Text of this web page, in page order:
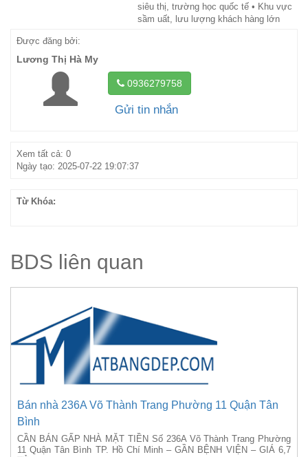
siêu thị, trường học quốc tế • Khu vực
sầm uất, lưu lượng khách hàng lớn
Được đăng bởi:
Lương Thị Hà My
0936279758
Gửi tin nhắn
Xem tất cả: 0
Ngày tạo: 2025-07-22 19:07:37
Từ Khóa:
BDS liên quan
Bán nhà 236A Võ Thành Trang Phường 11 Quận Tân
Bình
CẦN BÁN GẤP NHÀ MẶT TIỀN Số 236A Võ Thành Trang Phường
11 Quận Tân Bình TP. Hồ Chí Minh – GẦN BỆNH VIỆN – GIÁ 6,7